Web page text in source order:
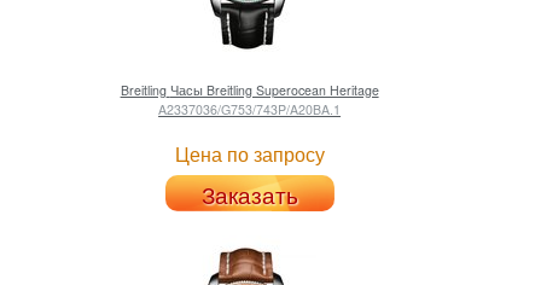
Breitling Часы Breitling Superocean Heritage
A2337036/G753/743P/A20BA.1
Цена по запросу
Заказать